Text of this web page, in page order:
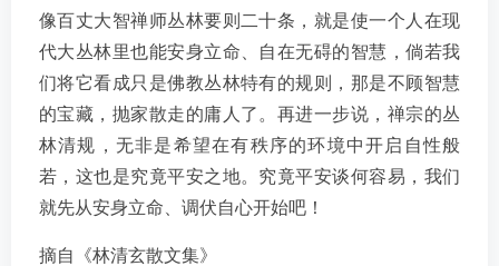
像百丈大智禅师丛林要则二十条，就是使一个人在现
代大丛林里也能安身立命、自在无碍的智慧，倘若我
们将它看成只是佛教丛林特有的规则，那是不顾智慧
的宝藏，抛家散走的庸人了。再进一步说，禅宗的丛
林清规，无非是希望在有秩序的环境中开启自性般
若，这也是究竟平安之地。究竟平安谈何容易，我们
就先从安身立命、调伏自心开始吧！
摘自《林清玄散文集》